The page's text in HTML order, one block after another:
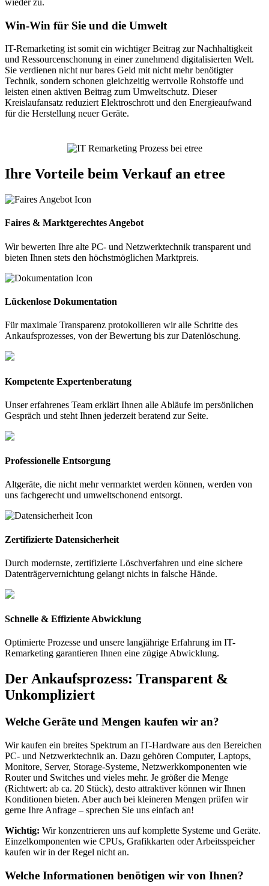
wieder zu.
Win-Win für Sie und die Umwelt
IT-Remarketing ist somit ein wichtiger Beitrag zur Nachhaltigkeit
und Ressourcenschonung in einer zunehmend digitalisierten Welt.
Sie verdienen nicht nur bares Geld mit nicht mehr benötigter
Technik, sondern schonen gleichzeitig wertvolle Rohstoffe und
leisten einen aktiven Beitrag zum Umweltschutz. Dieser
Kreislaufansatz reduziert Elektroschrott und den Energieaufwand
für die Herstellung neuer Geräte.
Ihre Vorteile beim Verkauf an etree
Faires & Marktgerechtes Angebot
Wir bewerten Ihre alte PC- und Netzwerktechnik transparent und
bieten Ihnen stets den höchstmöglichen Marktpreis.
Lückenlose Dokumentation
Für maximale Transparenz protokollieren wir alle Schritte des
Ankaufsprozesses, von der Bewertung bis zur Datenlöschung.
Kompetente Expertenberatung
Unser erfahrenes Team erklärt Ihnen alle Abläufe im persönlichen
Gespräch und steht Ihnen jederzeit beratend zur Seite.
Professionelle Entsorgung
Altgeräte, die nicht mehr vermarktet werden können, werden von
uns fachgerecht und umweltschonend entsorgt.
Zertifizierte Datensicherheit
Durch modernste, zertifizierte Löschverfahren und eine sichere
Datenträgervernichtung gelangt nichts in falsche Hände.
Schnelle & Effiziente Abwicklung
Optimierte Prozesse und unsere langjährige Erfahrung im IT-
Remarketing garantieren Ihnen eine zügige Abwicklung.
Der Ankaufsprozess: Transparent &
Unkompliziert
Welche Geräte und Mengen kaufen wir an?
Wir kaufen ein breites Spektrum an IT-Hardware aus den Bereichen
PC- und Netzwerktechnik an. Dazu gehören Computer, Laptops,
Monitore, Server, Storage-Systeme, Netzwerkkomponenten wie
Router und Switches und vieles mehr. Je größer die Menge
(Richtwert: ab ca. 20 Stück), desto attraktiver können wir Ihnen
Konditionen bieten. Aber auch bei kleineren Mengen prüfen wir
gerne Ihre Anfrage – sprechen Sie uns einfach an!
Wichtig: Wir konzentrieren uns auf komplette Systeme und Geräte.
Einzelkomponenten wie CPUs, Grafikkarten oder Arbeitsspeicher
kaufen wir in der Regel nicht an.
Welche Informationen benötigen wir von Ihnen?